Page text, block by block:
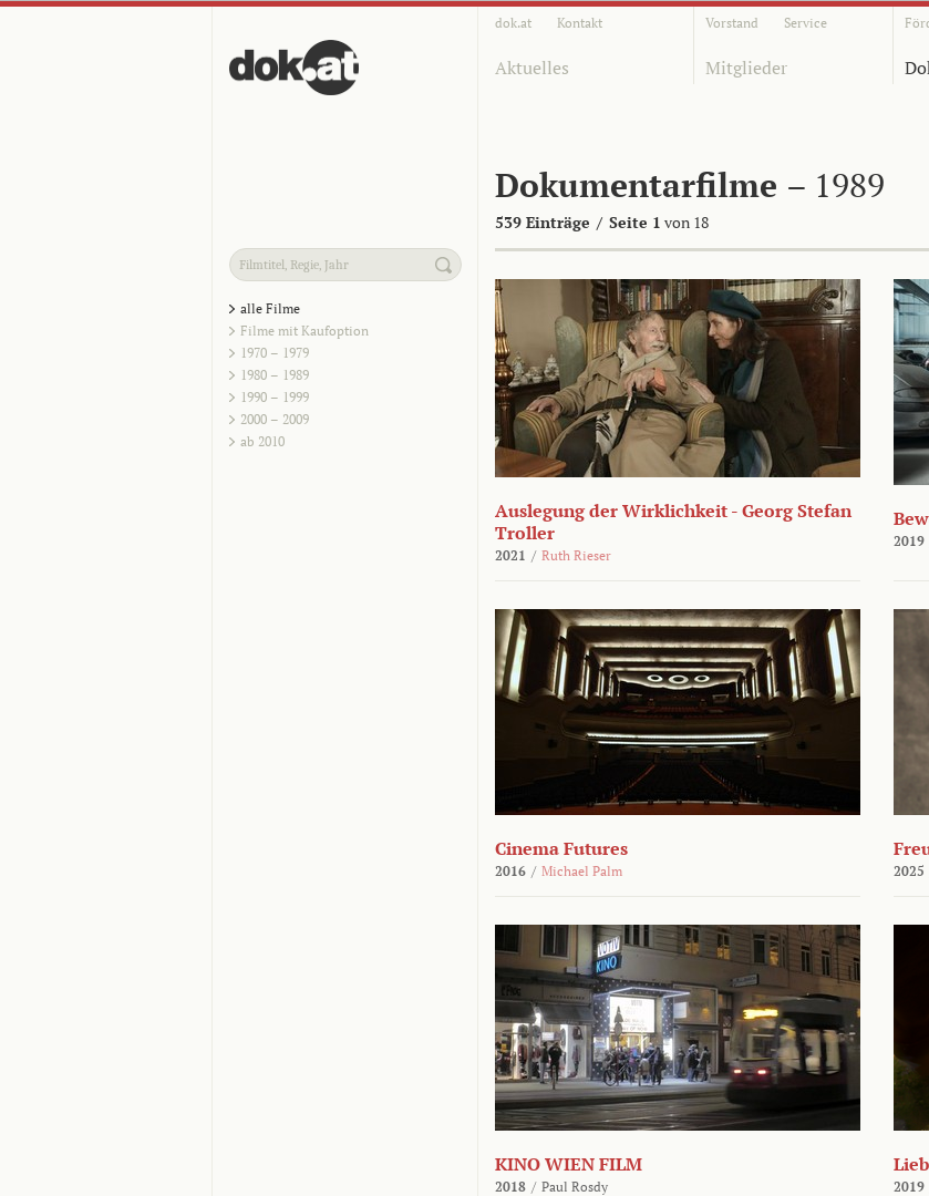
dok.at Kontakt Vorstand Service
Aktuelles Mitglieder
Dokumentarfilme – 1989
539 Einträge / Seite 1 von 18
alle Filme
Filme mit Kaufoption
1970 – 1979
1980 – 1989
1990 – 1999
2000 – 2009
ab 2010
Auslegung der Wirklichkeit - Georg Stefan
Troller
2021 / Ruth Rieser
2019
Cinema Futures
2016 / Michael Palm 2025
KINO WIEN FILM
2018 / Paul Rosdy 2019